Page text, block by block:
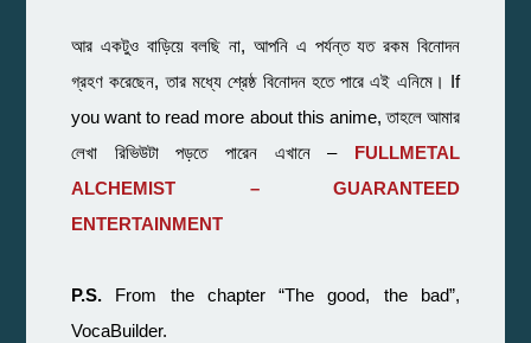
আর একটুও বাড়িয়ে বলছি না, আপনি এ পর্যন্ত যত রকম বিনোদন
গ্রহণ করেছেন, তার মধ্যে শ্রেষ্ঠ বিনোদন হতে পারে এই এনিমে। If
you want to read more about this anime, তাহলে আমার
লেখা রিভিউটা পড়তে পারেন এখানে – FULLMETAL
ALCHEMIST – GUARANTEED
ENTERTAINMENT
P.S. From the chapter “The good, the bad”,
VocaBuilder.